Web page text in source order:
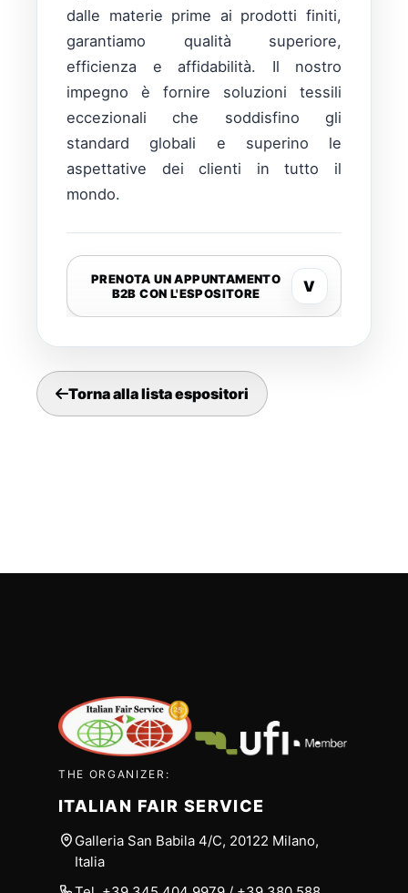
dalle materie prime ai prodotti finiti,
garantiamo qualità superiore,
efficienza e affidabilità. Il nostro
impegno è fornire soluzioni tessili
eccezionali che soddisfino gli
standard globali e superino le
aspettative dei clienti in tutto il
mondo.
PRENOTA UN APPUNTAMENTO
B2B CON L'ESPOSITORE
V
Torna alla lista espositori
THE ORGANIZER:
ITALIAN FAIR SERVICE
Galleria San Babila 4/C, 20122 Milano,
Italia